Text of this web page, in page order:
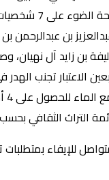
العربية المتحدة.
بن
بن زايد آل
الاعتبار تجنب الهدر
الثقافي
استعنت بشاهدين وتصوير